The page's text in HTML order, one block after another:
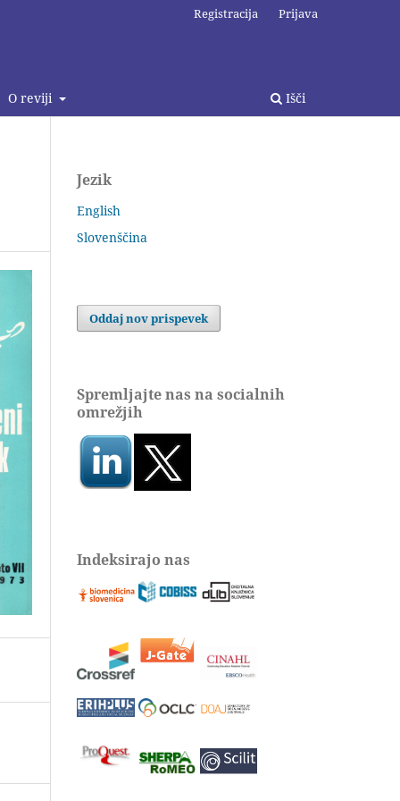
O reviji Išči
Registracija Prijava
Jezik
English
Slovenščina
Oddaj nov prispevek
Spremljajte nas na socialnih
omrežjih
Indeksirajo nas